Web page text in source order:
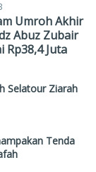
Umroh Akhir
Abuz Zubair
Rp38,4 Juta
Selatour Ziarah
Tenda